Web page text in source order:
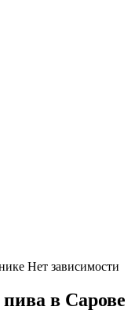
в Сарове